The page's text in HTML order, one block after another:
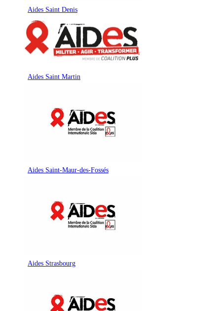
Aides Saint Denis
Aides Saint Martin
Aides Saint-Maur-des-Fossés
Aides Strasbourg